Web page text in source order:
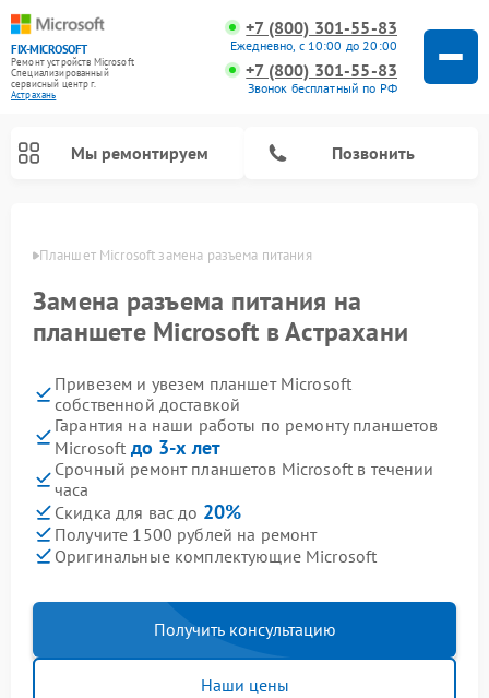
FIX-MICROSOFT
Ремонт устройств Microsoft
Специализированный
cервисный центр г.
Астрахань
+7 (800) 301-55-83
Ежедневно, с 10:00 до 20:00
+7 (800) 301-55-83
Звонок бесплатный по РФ
Мы ремонтируем Позвонить
Планшет Microsoft замена разъема питания
Замена разъема питания на
планшете Microsoft в Астрахани
Привезем и увезем планшет Microsoft
собственной доставкой
Гарантия на наши работы по ремонту планшетов
Microsoft до 3-х лет
Срочный ремонт планшетов Microsoft в течении
часа
Скидка для вас до 20%
Получите 1500 рублей на ремонт
Оригинальные комплектующие Microsoft
Получить консультацию
Наши цены